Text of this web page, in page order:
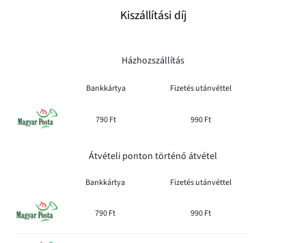
Kiszállítási díj
Házhozszállítás
Bankkártya Fizetés utánvéttel
790 Ft 990 Ft
Átvételi ponton történő átvétel
Bankkártya Fizetés utánvéttel
790 Ft 990 Ft